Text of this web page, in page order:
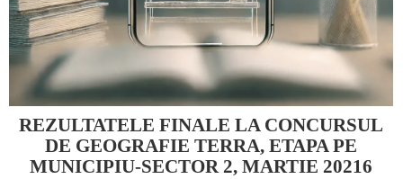
REZULTATELE FINALE LA CONCURSUL
DE GEOGRAFIE TERRA, ETAPA PE
MUNICIPIU-SECTOR 2, MARTIE 20216